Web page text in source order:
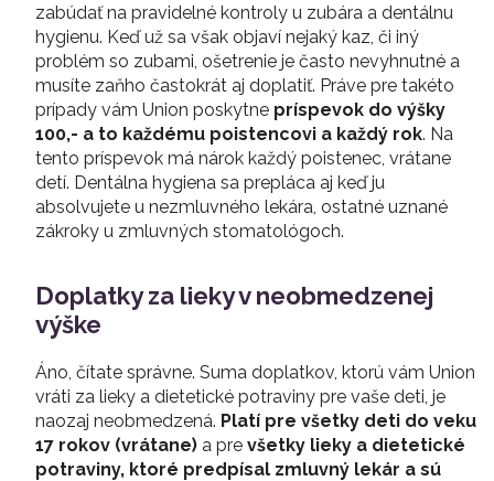
zabúdať na pravidelné kontroly u zubára a dentálnu
hygienu. Keď už sa však objaví nejaký kaz, či iný
problém so zubami, ošetrenie je často nevyhnutné a
musíte zaňho častokrát aj doplatiť. Práve pre takéto
prípady vám Union poskytne príspevok do výšky
100,- a to každému poistencovi a každý rok. Na
tento príspevok má nárok každý poistenec, vrátane
detí. Dentálna hygiena sa prepláca aj keď ju
absolvujete u nezmluvného lekára, ostatné uznané
zákroky u zmluvných stomatológoch.
Doplatky za lieky v neobmedzenej
výške
Áno, čítate správne. Suma doplatkov, ktorú vám Union
vráti za lieky a dietetické potraviny pre vaše deti, je
naozaj neobmedzená. Platí pre všetky deti do veku
17 rokov (vrátane) a pre všetky lieky a dietetické
potraviny, ktoré predpísal zmluvný lekár a sú